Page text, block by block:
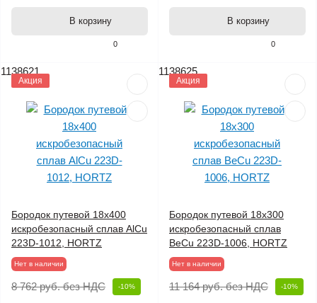
0
В корзину
0
В корзину
1138621
Акция
Бородок путевой 18х400
искробезопасный сплав AlCu
223D-1012, HORTZ
Нет в наличии
8 762 руб.без НДС -10%
1138625
Акция
Бородок путевой 18х300
искробезопасный сплав
BeCu 223D-1006, HORTZ
Нет в наличии
11 164 руб.без НДС -10%